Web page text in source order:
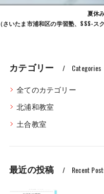
夏休
（さいたま市浦和区の学習塾、SSS-ス
カテゴリー Categories
全てのカテゴリー
北浦和教室
土合教室
最近の投稿 Recent